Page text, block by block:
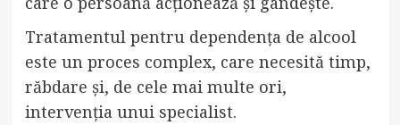
Tratamentul pentru dependența de alcool
este un proces complex, care necesită timp,
răbdare și, de cele mai multe ori,
intervenția unui specialist.